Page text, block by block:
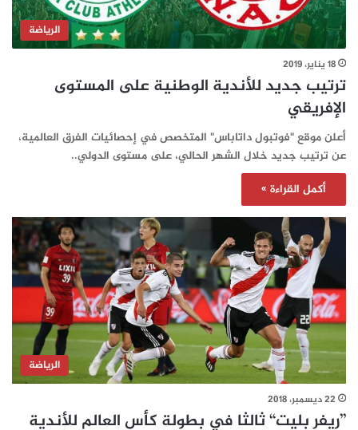
الرياضة
18 يناير، 2019
ترتيب جديد للأندية الوطنية على المستوى
الإفريقي
أعلن موقع "فوتبول داتاباس" المتخصص في إحصائيات الفرق العالمية،
عن ترتيب جديد خلال الشهر الحالي، على مستوى الدولي..
أكمل القراءة »
الرياضة
22 ديسمبر، 2018
’’ريفر بليت‘‘ ثالثا في بطولة كأس العالم للأندية